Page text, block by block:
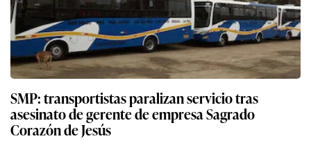
SMP: transportistas paralizan servicio tras
asesinato de gerente de empresa Sagrado
Corazón de Jesús